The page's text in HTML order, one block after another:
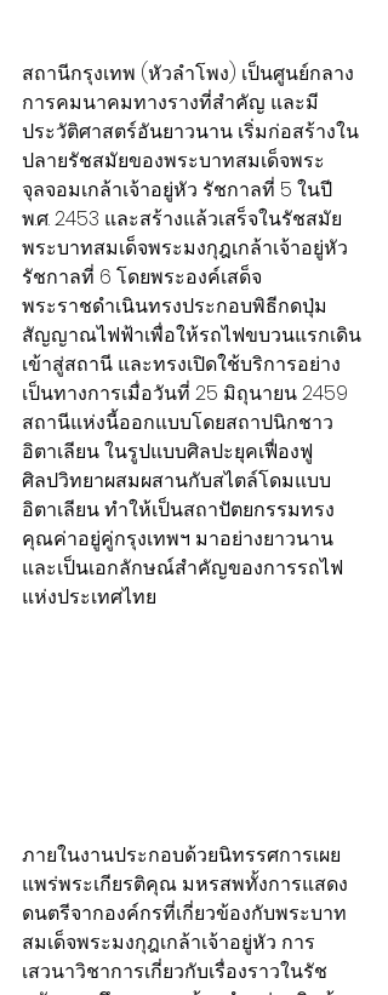
สถานีกรุงเทพ (หัวลำโพง) เป็นศูนย์กลาง
การคมนาคมทางรางที่สำคัญ และมี
ประวัติศาสตร์อันยาวนาน เริ่มก่อสร้างใน
ปลายรัชสมัยของพระบาทสมเด็จพระ
จุลจอมเกล้าเจ้าอยู่หัว รัชกาลที่ 5 ในปี
พ.ศ. 2453 และสร้างแล้วเสร็จในรัชสมัย
พระบาทสมเด็จพระมงกุฎเกล้าเจ้าอยู่หัว
รัชกาลที่ 6 โดยพระองค์เสด็จ
พระราชดำเนินทรงประกอบพิธีกดปุ่ม
สัญญาณไฟฟ้าเพื่อให้รถไฟขบวนแรกเดิน
เข้าสู่สถานี และทรงเปิดใช้บริการอย่าง
เป็นทางการเมื่อวันที่ 25 มิถุนายน 2459
สถานีแห่งนี้ออกแบบโดยสถาปนิกชาว
อิตาเลียน ในรูปแบบศิลปะยุคเฟื่องฟู
ศิลปวิทยาผสมผสานกับสไตล์โดมแบบ
อิตาเลียน ทำให้เป็นสถาปัตยกรรมทรง
คุณค่าอยู่คู่กรุงเทพฯ มาอย่างยาวนาน
และเป็นเอกลักษณ์สำคัญของการรถไฟ
แห่งประเทศไทย
ภายในงานประกอบด้วยนิทรรศการเผย
แพร่พระเกียรติคุณ มหรสพทั้งการแสดง
ดนตรีจากองค์กรที่เกี่ยวข้องกับพระบาท
สมเด็จพระมงกุฎเกล้าเจ้าอยู่หัว การ
เสวนาวิชาการเกี่ยวกับเรื่องราวในรัช